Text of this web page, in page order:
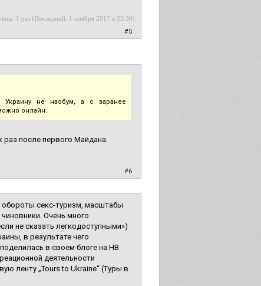
1 раз (Последний: 1 ноября 2017 в 23:30)
#5
не наобум, а с заранее
онлайн.
раз после первого Майдана.
#6
обороты секс-туризм, масштабы
Очень много
не сказать легкодоступными»)
в результате чего
в своем блоге на НВ
деятельности
ленту „Tours to Ukraine“ (Туры в